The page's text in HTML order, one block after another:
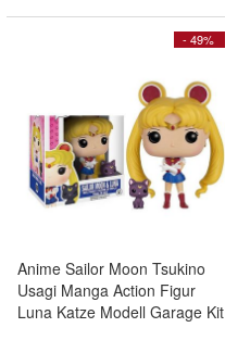
- 49%
Anime Sailor Moon Tsukino
Usagi Manga Action Figur
Luna Katze Modell Garage Kit